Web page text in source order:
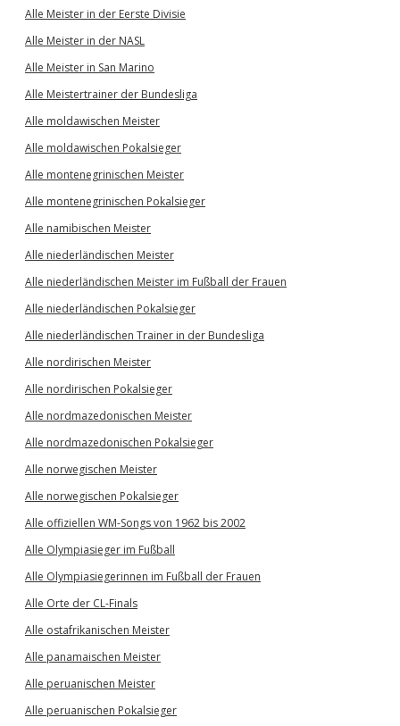
Alle Meister in der Eerste Divisie
Alle Meister in der NASL
Alle Meister in San Marino
Alle Meistertrainer der Bundesliga
Alle moldawischen Meister
Alle moldawischen Pokalsieger
Alle montenegrinischen Meister
Alle montenegrinischen Pokalsieger
Alle namibischen Meister
Alle niederländischen Meister
Alle niederländischen Meister im Fußball der Frauen
Alle niederländischen Pokalsieger
Alle niederländischen Trainer in der Bundesliga
Alle nordirischen Meister
Alle nordirischen Pokalsieger
Alle nordmazedonischen Meister
Alle nordmazedonischen Pokalsieger
Alle norwegischen Meister
Alle norwegischen Pokalsieger
Alle offiziellen WM-Songs von 1962 bis 2002
Alle Olympiasieger im Fußball
Alle Olympiasiegerinnen im Fußball der Frauen
Alle Orte der CL-Finals
Alle ostafrikanischen Meister
Alle panamaischen Meister
Alle peruanischen Meister
Alle peruanischen Pokalsieger